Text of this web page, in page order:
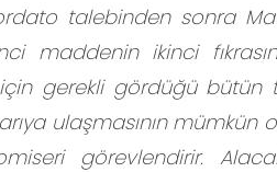
talebinden sonra
maddenin ikinci
için gerekli gördüğü
ulaşmasının mümkün
görevlendirir.